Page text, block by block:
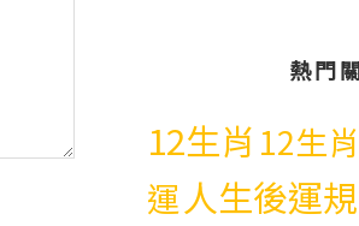
熱門
12生肖 12生
運人生後運